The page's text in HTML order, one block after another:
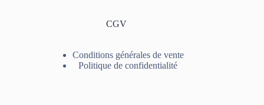
CGV
Conditions générales de vente
Politique de confidentialité